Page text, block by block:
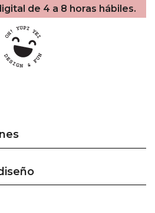
de 4 a 8 horas hábiles.